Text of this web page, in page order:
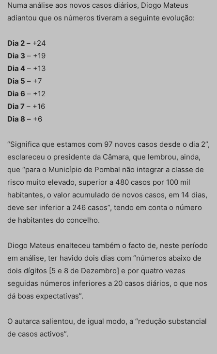
Numa análise aos novos casos diários, Diogo Mateus
adiantou que os números tiveram a seguinte evolução:
Dia 2 – +24
Dia 3 – +19
Dia 4 – +13
Dia 5 – +7
Dia 6 – +12
Dia 7 – +16
Dia 8 – +6
“Significa que estamos com 97 novos casos desde o dia 2”,
esclareceu o presidente da Câmara, que lembrou, ainda,
que “para o Município de Pombal não integrar a classe de
risco muito elevado, superior a 480 casos por 100 mil
habitantes, o valor acumulado de novos casos, em 14 dias,
deve ser inferior a 246 casos”, tendo em conta o número
de habitantes do concelho.
Diogo Mateus enalteceu também o facto de, neste período
em análise, ter havido dois dias com “números abaixo de
dois dígitos [5 e 8 de Dezembro] e por quatro vezes
seguidas números inferiores a 20 casos diários, o que nos
dá boas expectativas”.
O autarca salientou, de igual modo, a “redução substancial
de casos activos”.